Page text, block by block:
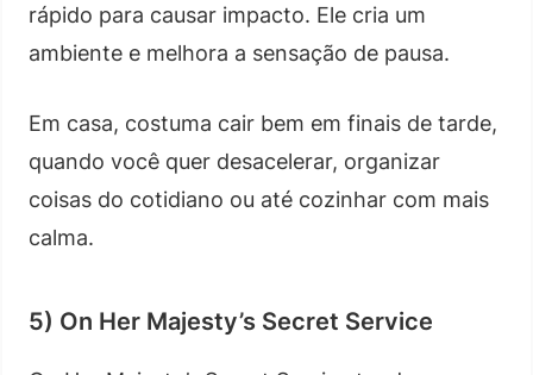
rápido para causar impacto. Ele cria um
ambiente e melhora a sensação de pausa.
Em casa, costuma cair bem em finais de tarde,
quando você quer desacelerar, organizar
coisas do cotidiano ou até cozinhar com mais
calma.
5) On Her Majesty’s Secret Service